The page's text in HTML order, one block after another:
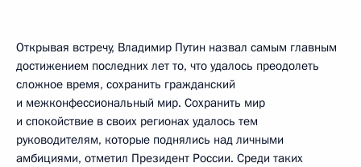
Открывая встречу, Владимир Путин назвал самым главным
достижением последних лет то, что удалось преодолеть
сложное время, сохранить гражданский
и межконфессиональный мир. Сохранить мир
и спокойствие в своих регионах удалось тем
руководителям, которые поднялись над личными
амбициями, отметил Президент России. Среди таких